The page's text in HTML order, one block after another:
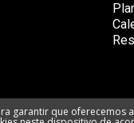
garantir que oferecemos